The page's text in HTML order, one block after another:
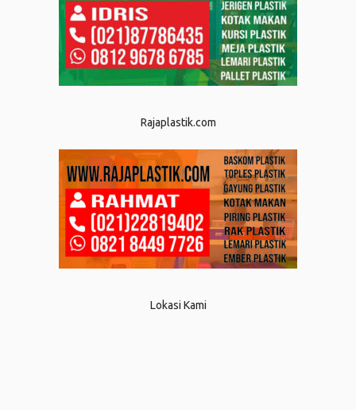
Rajaplastik.com
Lokasi Kami